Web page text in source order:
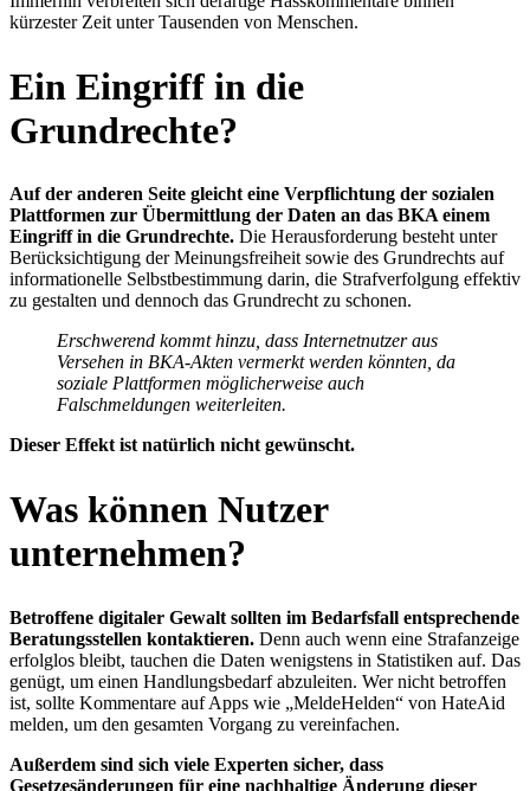
kürzester Zeit unter Tausenden von Menschen.
Ein Eingriff in die
Grundrechte?
Auf der anderen Seite gleicht eine Verpflichtung der sozialen
Plattformen zur Übermittlung der Daten an das BKA einem
Eingriff in die Grundrechte. Die Herausforderung besteht unter
Berücksichtigung der Meinungsfreiheit sowie des Grundrechts auf
informationelle Selbstbestimmung darin, die Strafverfolgung effektiv
zu gestalten und dennoch das Grundrecht zu schonen.
Erschwerend kommt hinzu, dass Internetnutzer aus
Versehen in BKA-Akten vermerkt werden könnten, da
soziale Plattformen möglicherweise auch
Falschmeldungen weiterleiten.
Dieser Effekt ist natürlich nicht gewünscht.
Was können Nutzer
unternehmen?
Betroffene digitaler Gewalt sollten im Bedarfsfall entsprechende
Beratungsstellen kontaktieren. Denn auch wenn eine Strafanzeige
erfolglos bleibt, tauchen die Daten wenigstens in Statistiken auf. Das
genügt, um einen Handlungsbedarf abzuleiten. Wer nicht betroffen
ist, sollte Kommentare auf Apps wie „MeldeHelden“ von HateAid
melden, um den gesamten Vorgang zu vereinfachen.
Außerdem sind sich viele Experten sicher, dass
Gesetzesänderungen für eine nachhaltige Änderung dieser